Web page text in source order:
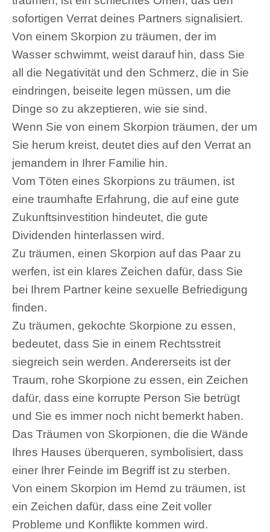
sofortigen Verrat deines Partners signalisiert.
Von einem Skorpion zu träumen, der im
Wasser schwimmt, weist darauf hin, dass Sie
all die Negativität und den Schmerz, die in Sie
eindringen, beiseite legen müssen, um die
Dinge so zu akzeptieren, wie sie sind.
Wenn Sie von einem Skorpion träumen, der um
Sie herum kreist, deutet dies auf den Verrat an
jemandem in Ihrer Familie hin.
Vom Töten eines Skorpions zu träumen, ist
eine traumhafte Erfahrung, die auf eine gute
Zukunftsinvestition hindeutet, die gute
Dividenden hinterlassen wird.
Zu träumen, einen Skorpion auf das Paar zu
werfen, ist ein klares Zeichen dafür, dass Sie
bei Ihrem Partner keine sexuelle Befriedigung
finden.
Zu träumen, gekochte Skorpione zu essen,
bedeutet, dass Sie in einem Rechtsstreit
siegreich sein werden. Andererseits ist der
Traum, rohe Skorpione zu essen, ein Zeichen
dafür, dass eine korrupte Person Sie betrügt
und Sie es immer noch nicht bemerkt haben.
Das Träumen von Skorpionen, die die Wände
Ihres Hauses überqueren, symbolisiert, dass
einer Ihrer Feinde im Begriff ist zu sterben.
Von einem Skorpion im Hemd zu träumen, ist
ein Zeichen dafür, dass eine Zeit voller
Probleme und Konflikte kommen wird.